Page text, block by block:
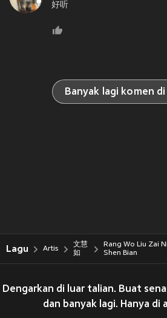
好听
Banyak lagi komen di
Lagu Artis
文慧
如
Rang Wo Liu Zai Ni
Shen Bian
Dengarkan di luar talian. Buat
dan banyak lagi. Hanya di